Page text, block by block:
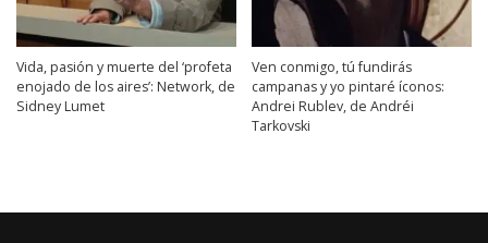
Vida, pasión y muerte del ‘profeta
enojado de los aires’: Network, de
Sidney Lumet
Ven conmigo, tú fundirás
campanas y yo pintaré íconos:
Andrei Rublev, de Andréi
Tarkovski